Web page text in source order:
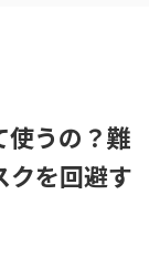
使うの？難
クを回避す